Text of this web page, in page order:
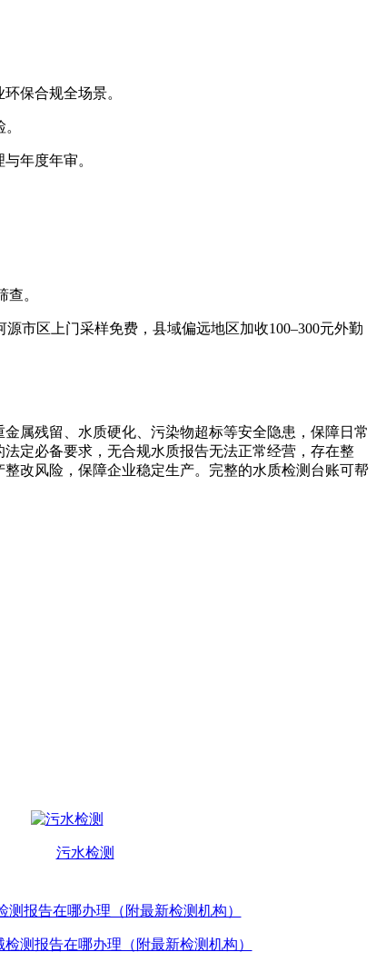
保合规全场景。
年度年审。
。
市区上门采样免费，县域偏远地区加收100–300元外勤
属残留、水质硬化、污染物超标等安全隐患，保障日常
定必备要求，无合规水质报告无法正常经营，存在整
改风险，保障企业稳定生产。完整的水质检测台账可帮
污水检测
测报告在哪办理（附最新检测机构）